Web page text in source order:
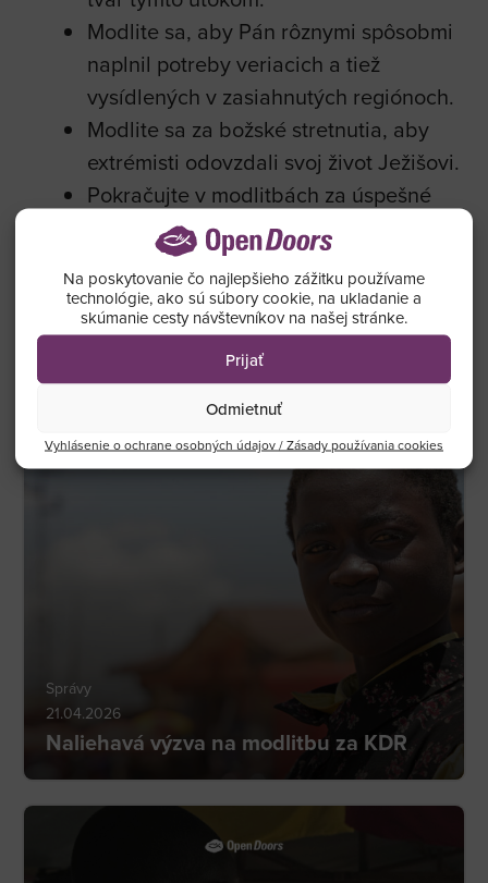
Na poskytovanie čo najlepšieho zážitku používame
technológie, ako sú súbory cookie, na ukladanie a
skúmanie cesty návštevníkov na našej stránke.
Prijať
Odmietnuť
Vyhlásenie o ochrane osobných údajov / Zásady používania cookies
Modlite sa, aby Pán rôznymi spôsobmi
naplnil potreby veriacich a tiež
vysídlených v zasiahnutých regiónoch.
Modlite sa za božské stretnutia, aby
extrémisti odovzdali svoj život Ježišovi.
Pokračujte v modlitbách za úspešné
vojenské operácie zamerané na
zabezpečenie východnej časti KDR
pred islamistickými teroristickými
útokmi.
*ilustračný obrázok
Správy
21.04.2026
Naliehavá výzva na modlitbu za KDR